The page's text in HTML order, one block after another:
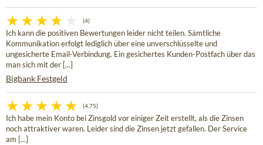
(4)
Ich kann die positiven Bewertungen leider nicht teilen. Sämtliche
Kommunikation erfolgt lediglich über eine unverschlüsselte und
ungesicherte Email-Verbindung. Ein gesichertes Kunden-Postfach über das
man sich mit der [...]
Bigbank Festgeld
(4,75)
Ich habe mein Konto bei Zinsgold vor einiger Zeit erstellt, als die Zinsen
noch attraktiver waren. Leider sind die Zinsen jetzt gefallen. Der Service
am [...]